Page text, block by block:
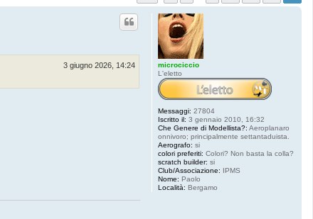
microciccio
L'eletto
Messaggi: 27804
Iscritto il: 3 gennaio 2010, 16:32
Che Genere di Modellista?: Aeroplanaro
onnivoro; principalmente settantaduista.
Aerografo: si
colori preferiti: Colori? Non basta la colla?
scratch builder: si
Club/Associazione: IPMS
Nome: Paolo
Località: Bergamo
3 giugno 2026, 14:24